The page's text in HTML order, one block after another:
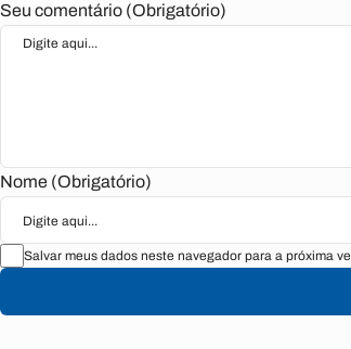
Seu comentário (Obrigatório)
Nome (Obrigatório)
Salvar meus dados neste navegador para a próxima